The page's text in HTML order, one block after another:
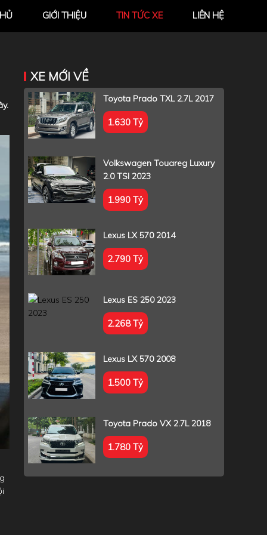
GIỚI THIỆU TIN TỨC XE LIÊN HỆ
XE MỚI VỀ
Toyota Prado TXL 2.7L 2017
1.630 Tỷ
Volkswagen Touareg Luxury
2.0 TSI 2023
1.990 Tỷ
Lexus LX 570 2014
2.790 Tỷ
Lexus ES 250 2023
2.268 Tỷ
Lexus LX 570 2008
1.500 Tỷ
Toyota Prado VX 2.7L 2018
1.780 Tỷ